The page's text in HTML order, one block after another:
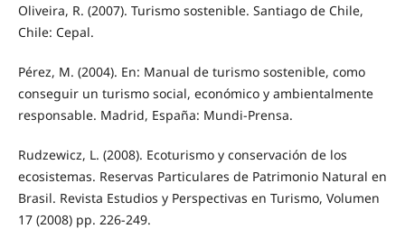
Oliveira, R. (2007). Turismo sostenible. Santiago de Chile,
Chile: Cepal.
Pérez, M. (2004). En: Manual de turismo sostenible, como
conseguir un turismo social, económico y ambientalmente
responsable. Madrid, España: Mundi-Prensa.
Rudzewicz, L. (2008). Ecoturismo y conservación de los
ecosistemas. Reservas Particulares de Patrimonio Natural en
Brasil. Revista Estudios y Perspectivas en Turismo, Volumen
17 (2008) pp. 226-249.